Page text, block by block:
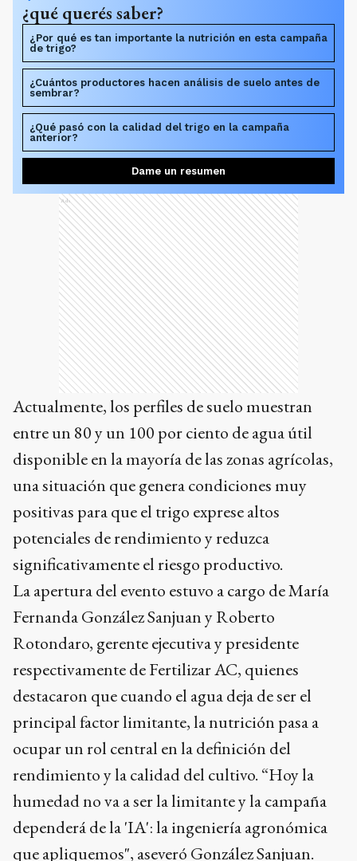
¿qué querés saber?
¿Por qué es tan importante la nutrición en esta campaña
de trigo?
¿Cuántos productores hacen análisis de suelo antes de
sembrar?
¿Qué pasó con la calidad del trigo en la campaña
anterior?
Dame un resumen
Ads
Actualmente, los perfiles de suelo muestran
entre un 80 y un 100 por ciento de agua útil
disponible en la mayoría de las zonas agrícolas,
una situación que genera condiciones muy
positivas para que el trigo exprese altos
potenciales de rendimiento y reduzca
significativamente el riesgo productivo.
La apertura del evento estuvo a cargo de María
Fernanda González Sanjuan y Roberto
Rotondaro, gerente ejecutiva y presidente
respectivamente de Fertilizar AC, quienes
destacaron que cuando el agua deja de ser el
principal factor limitante, la nutrición pasa a
ocupar un rol central en la definición del
rendimiento y la calidad del cultivo. “Hoy la
humedad no va a ser la limitante y la campaña
dependerá de la 'IA': la ingeniería agronómica
que apliquemos", aseveró González Sanjuan.